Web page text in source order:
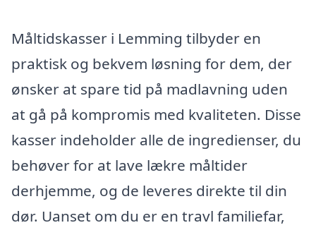
Måltidskasser i Lemming tilbyder en
praktisk og bekvem løsning for dem, der
ønsker at spare tid på madlavning uden
at gå på kompromis med kvaliteten. Disse
kasser indeholder alle de ingredienser, du
behøver for at lave lækre måltider
derhjemme, og de leveres direkte til din
dør. Uanset om du er en travl familiefar,